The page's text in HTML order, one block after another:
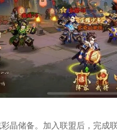
晶储备。加入联盟后，完